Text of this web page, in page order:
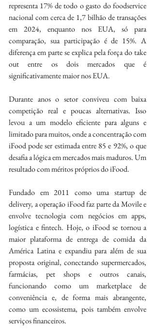
representa 17% de todo o gasto do foodservice
nacional com cerca de 1,7 bilhão de transações
em 2024, enquanto nos EUA, só para
comparação, sua participação é de 15%. A
diferença em parte se explica pela força do take
out entre os dois mercados que é
significativamente maior nos EUA.
Durante anos o setor conviveu com baixa
competição real e poucas alternativas. Isso
levou a um modelo eficiente para alguns e
limitado para muitos, onde a concentração com
iFood pode ser estimada entre 85 e 92%, o que
desafia a lógica em mercados mais maduros. Um
resultado com méritos próprios do iFood.
Fundado em 2011 como uma startup de
delivery, a operação iFood faz parte da Movile e
envolve tecnologia com negócios em apps,
logística e fintech. Hoje, o iFood se tornou a
maior plataforma de entrega de comida da
América Latina e expandiu para além de sua
proposta original, conectando supermercados,
farmácias, pet shops e outros canais,
funcionando como um marketplace de
conveniência e, de forma mais abrangente,
como um ecossistema, pois também envolve
serviços financeiros.